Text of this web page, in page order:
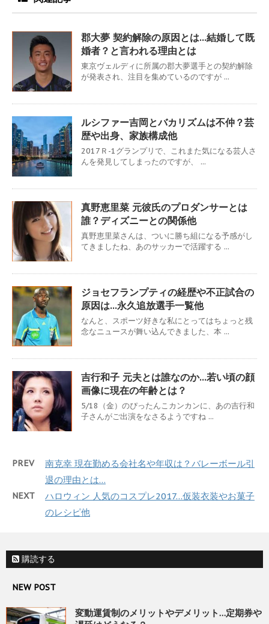
郡大夢 契約解除の原因とは…結婚して既
婚者？と言われる理由とは
東京ヴェルディに所属の郡大夢選手との契約解除
が発表され、注目を集めているのですが ...
ルシファー吉岡とバカリズムは不仲？芸
歴や出身、家族構成他
2017Ｒ-1グランプリで、これまた気になる芸人さ
んを発見してしまったのですが、 ...
真野恵里菜 元彼氏のプロダンサーとは
誰？ディズニーとの関係他
真野恵里菜さんは、ついに勝ち組になる予感がし
てきましたね、あのサッカーで活躍する ...
ジョセフランプティの経歴や不正試合の
原因は…永久追放選手一覧他
なんと、スポーツ好きな私にとってはちょっと残
念なニュースが舞い込んできました、本 ...
吉行和子 元夫とは誰なのか…若い頃の顔
画像に現在の年齢とは？
5/18（金）のぴったんこカンカンに、あの吉行和
子さんがご出演をなさるようですね ...
PREV
南克幸 現在勤める会社名や年収は？バレーボール引
退の理由とは…
NEXT
ハロウィン 人気のコスプレ2017…仮装衣装やお菓子
のレシピ他
購読する
NEW POST
変動運賃制のメリットやデメリット…定期券や